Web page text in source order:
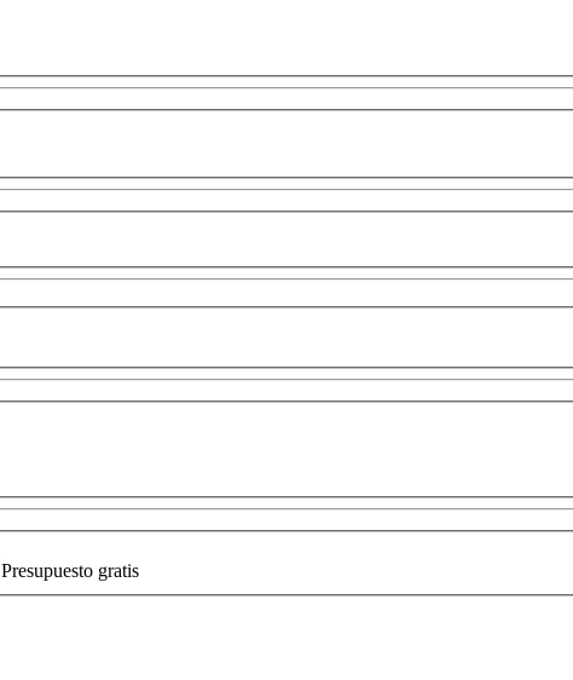
Presupuesto gratis